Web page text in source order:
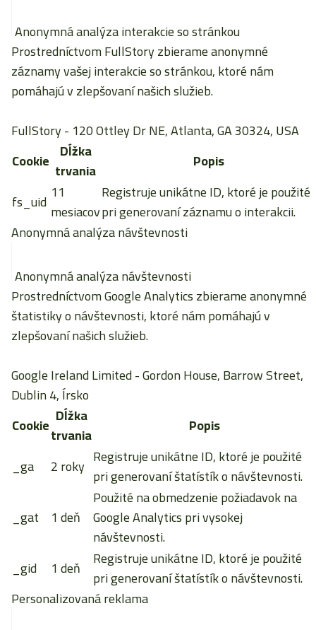
Anonymná analýza interakcie so stránkou
Prostredníctvom FullStory zbierame anonymné
záznamy vašej interakcie so stránkou, ktoré nám
pomáhajú v zlepšovaní našich služieb.
FullStory- 120 Ottley Dr NE, Atlanta, GA 30324, USA
Cookie Dĺžka
trvania
Popis
fs_uid 11
mesiacov
Registruje unikátne ID, ktoré je použité
pri generovaní záznamu o interakcii.
Anonymná analýza návštevnosti
Anonymná analýza návštevnosti
Prostredníctvom Google Analytics zbierame anonymné
štatistiky o návštevnosti, ktoré nám pomáhajú v
zlepšovaní našich služieb.
Google Ireland Limited- Gordon House, Barrow Street,
Dublin 4, Írsko
Cookie Dĺžka
trvania
Popis
_ga
2 roky Registruje unikátne ID, ktoré je použité
pri generovaní štatístík o návštevnosti.
_gat
1 deň
Použité na obmedzenie požiadavok na
Google Analytics pri vysokej
návštevnosti.
_gid
1 deň
Registruje unikátne ID, ktoré je použité
pri generovaní štatístík o návštevnosti.
Personalizovaná reklama